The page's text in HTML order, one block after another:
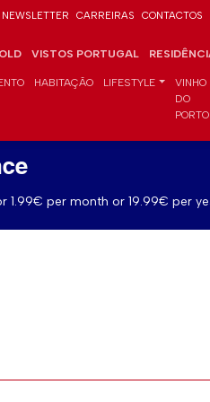
NEWSLETTER CARREIRAS CONTACTOS
VISTOS PORTUGAL
HABITAÇÃO LIFESTYLE
VINHO
DO
PORTO
1.99€ per month or 19.99€ per